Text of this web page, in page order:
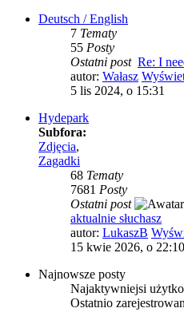
Deutsch / English
7 Tematy
55 Posty
Ostatni post Re: I
autor: Wałasz
5 lis 2024, o 15:31
Hydepark
Subfora:
Zdjęcia,
Zagadki
68 Tematy
7681 Posty
Ostatni post
aktualnie słuchasz
autor: LukaszB
15 kwie 2026, o 22:10
Najnowsze posty
Najaktywniejsi
Ostatnio